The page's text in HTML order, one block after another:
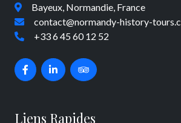
Bayeux, Normandie, France
contact@normandy-history-
+33 6 45 60 12 52
Liens Rapides